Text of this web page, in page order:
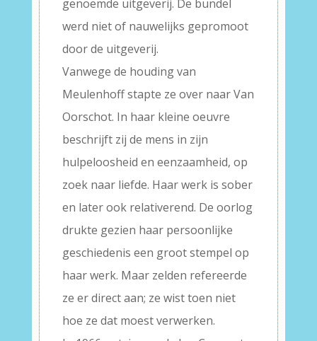
genoemde uitgeverij. De bundel
werd niet of nauwelijks gepromoot
door de uitgeverij.
Vanwege de houding van
Meulenhoff stapte ze over naar Van
Oorschot. In haar kleine oeuvre
beschrijft zij de mens in zijn
hulpeloosheid en eenzaamheid, op
zoek naar liefde. Haar werk is sober
en later ook relativerend. De oorlog
drukte gezien haar persoonlijke
geschiedenis een groot stempel op
haar werk. Maar zelden refereerde
ze er direct aan; ze wist toen niet
hoe ze dat moest verwerken.